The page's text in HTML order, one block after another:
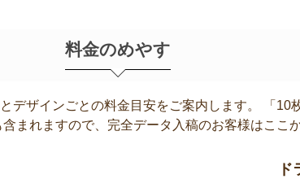
料金のめやす
デザインごとの料金目安をご案内します。 「10
まれますので、完全データ入稿のお客様はここ